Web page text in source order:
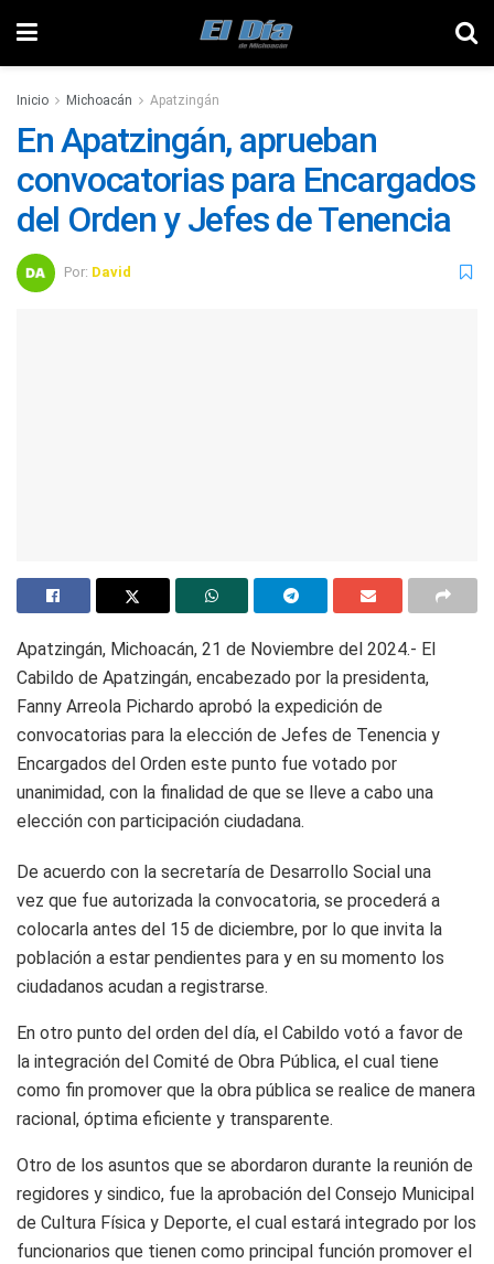
Inicio Michoacán Apatzingán
En Apatzingán, aprueban
convocatorias para Encargados
del Orden y Jefes de Tenencia
Por: David
Apatzingán, Michoacán, 21 de Noviembre del 2024.- El
Cabildo de Apatzingán, encabezado por la presidenta,
Fanny Arreola Pichardo aprobó la expedición de
convocatorias para la elección de Jefes de Tenencia y
Encargados del Orden este punto fue votado por
unanimidad, con la finalidad de que se lleve a cabo una
elección con participación ciudadana.
De acuerdo con la secretaría de Desarrollo Social una
vez que fue autorizada la convocatoria, se procederá a
colocarla antes del 15 de diciembre, por lo que invita la
población a estar pendientes para y en su momento los
ciudadanos acudan a registrarse.
En otro punto del orden del día, el Cabildo votó a favor de
la integración del Comité de Obra Pública, el cual tiene
como fin promover que la obra pública se realice de manera
racional, óptima eficiente y transparente.
Otro de los asuntos que se abordaron durante la reunión de
regidores y sindico, fue la aprobación del Consejo Municipal
de Cultura Física y Deporte, el cual estará integrado por los
funcionarios que tienen como principal función promover el